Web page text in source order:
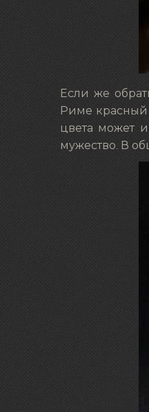
Если же
Риме красный
цвета может
мужество. В